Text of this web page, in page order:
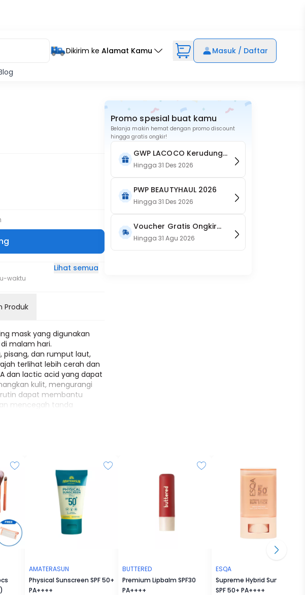
Dikirim ke Alamat Kamu Masuk / Daftar
Lihat semua
waktu
Produk
mask yang digunakan
malam hari.
pisang, dan rumput laut,
terlihat lebih cerah dan
dan lactic acid yang dapat
kulit, mengurangi
dapat membantu
mencegah tanda
Promo spesial buat kamu
Belanja makin hemat dengan promo discount
hingga gratis ongkir!
GWP LACOCO Kerudung
Napocut
Hingga31 Des 2026
PWP BEAUTYHAUL 2026
Hingga31 Des 2026
Voucher Gratis Ongkir
15RB (Only on Website)
Hingga31 Agu 2026
AMATERASUN
Physical Sunscreen SPF 50+
PA++++
BUTTERED
Premium Lipbalm SPF30
PA++++
ESQA
Supreme Hybrid Sun Stick
SPF 50+ PA++++